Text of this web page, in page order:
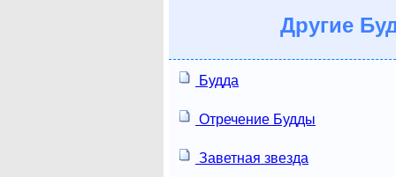
Другие
Будда
Отречение Будды
Заветная звезда